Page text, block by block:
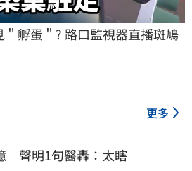
＂孵蛋＂? 路口監視器直播斑鳩
更多
聲明1句醫轟：太瞎